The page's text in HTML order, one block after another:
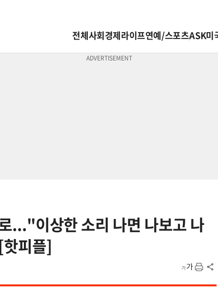
전체사회경제라이프연예/스포츠ASK미
이상한 소리 나면 나보고 나
피플]